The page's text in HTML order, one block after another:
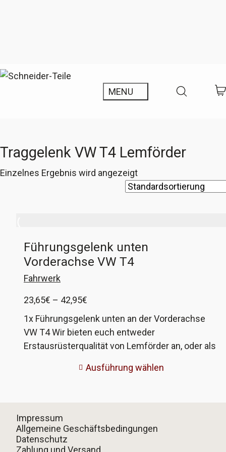
Traggelenk VW T4 Lemförder
Einzelnes Ergebnis wird angezeigt
Führungsgelenk unten
Vorderachse VW T4
Fahrwerk
23,65€ – 42,95€
23,65€
42,95€
1x Führungsgelenk unten an der Vorderachse
VW T4 Wir bieten euch entweder
Erstausrüsterqualität von Lemförder an, oder als
Die jeweils benötigten Schrauben sind immer
7D0 407 361 (ab 96)
Ausführung wählen
Impressum
Allgemeine Geschäftsbedingungen
Datenschutz
Zahlung und Versand